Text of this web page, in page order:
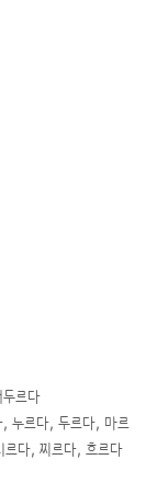
르다
누르다, 두르다, 마르
다, 찌르다, 흐르다